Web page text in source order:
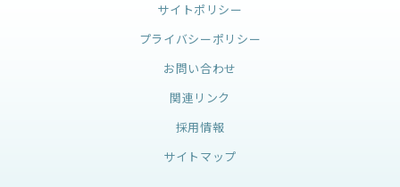
サイトポリシー
プライバシーポリシー
お問い合わせ
関連リンク
採用情報
サイトマップ